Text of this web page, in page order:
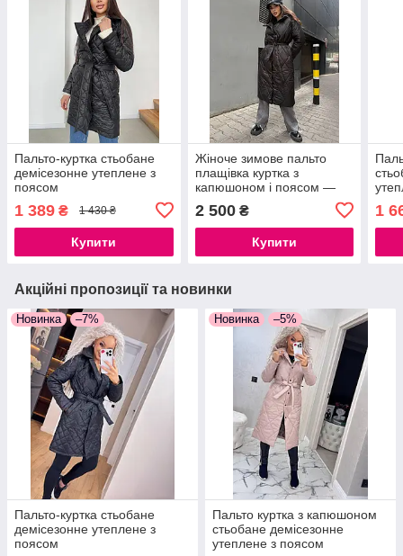
Пальто-куртка стьобане
демісезонне утеплене з
поясом
1 389 ₴ 1 430 ₴
Купити
Жіноче зимове пальто
плащівка куртка з
капюшоном і поясом —
довге стьобане пальто на
зиму, розміри S, M, L,XL
2 500₴
Купити
1
Акційні пропозиції та новинки
Новинка –7%
Пальто-куртка стьобане
демісезонне утеплене з
поясом
Новинка –5%
Пальто куртка з капюшоном
стьобане демісезонне
утеплене з поясом